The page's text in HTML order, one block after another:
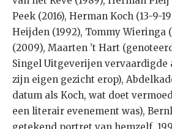
Peek (2016), Herman Koch (13-9-
Heijden (1992), Tommy Wieringa
(2009), Maarten ’t Hart
Singel Uitgeverijen vervaardigde
zijn eigen gezicht erop),
datum als Koch, wat doet
een literair evenement was),